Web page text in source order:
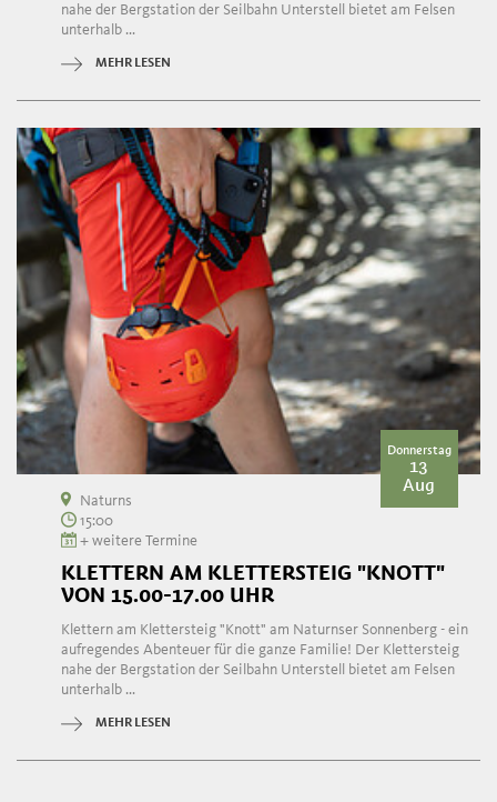
nahe der Bergstation der Seilbahn Unterstell bietet am Felsen
unterhalb ...
MEHR LESEN
Donnerstag
13
Aug
Naturns
15:00
+ weitere Termine
KLETTERN AM KLETTERSTEIG "KNOTT"
VON 15.00-17.00 UHR
Klettern am Klettersteig "Knott" am Naturnser Sonnenberg - ein
aufregendes Abenteuer für die ganze Familie! Der Klettersteig
nahe der Bergstation der Seilbahn Unterstell bietet am Felsen
unterhalb ...
MEHR LESEN